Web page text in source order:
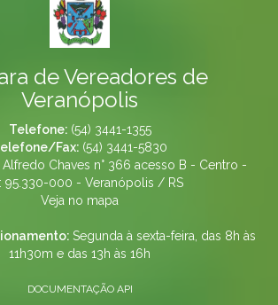
de Vereadores de
Veranópolis
Telefone: (54) 3441-1355
Fax: (54) 3441-5830
Alfredo Chaves n° 366 acesso B - Centro -
95.330-000 - Veranópolis / RS
Veja no mapa
Segunda à sexta-feira, das 8h às
11h30m e das 13h às 16h
DOCUMENTAÇÃO API